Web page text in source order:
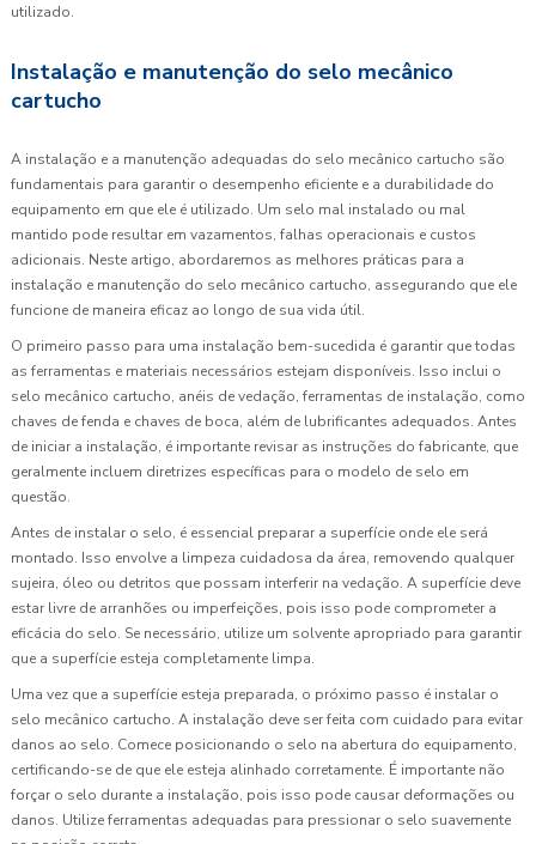
utilizado.
Instalação e manutenção do selo mecânico
cartucho
A instalação e a manutenção adequadas do selo mecânico cartucho são
fundamentais para garantir o desempenho eficiente e a durabilidade do
equipamento em que ele é utilizado. Um selo mal instalado ou mal
mantido pode resultar em vazamentos, falhas operacionais e custos
adicionais. Neste artigo, abordaremos as melhores práticas para a
instalação e manutenção do selo mecânico cartucho, assegurando que ele
funcione de maneira eficaz ao longo de sua vida útil.
O primeiro passo para uma instalação bem-sucedida é garantir que todas
as ferramentas e materiais necessários estejam disponíveis. Isso inclui o
selo mecânico cartucho, anéis de vedação, ferramentas de instalação, como
chaves de fenda e chaves de boca, além de lubrificantes adequados. Antes
de iniciar a instalação, é importante revisar as instruções do fabricante, que
geralmente incluem diretrizes específicas para o modelo de selo em
questão.
Antes de instalar o selo, é essencial preparar a superfície onde ele será
montado. Isso envolve a limpeza cuidadosa da área, removendo qualquer
sujeira, óleo ou detritos que possam interferir na vedação. A superfície deve
estar livre de arranhões ou imperfeições, pois isso pode comprometer a
eficácia do selo. Se necessário, utilize um solvente apropriado para garantir
que a superfície esteja completamente limpa.
Uma vez que a superfície esteja preparada, o próximo passo é instalar o
selo mecânico cartucho. A instalação deve ser feita com cuidado para evitar
danos ao selo. Comece posicionando o selo na abertura do equipamento,
certificando-se de que ele esteja alinhado corretamente. É importante não
forçar o selo durante a instalação, pois isso pode causar deformações ou
danos. Utilize ferramentas adequadas para pressionar o selo suavemente